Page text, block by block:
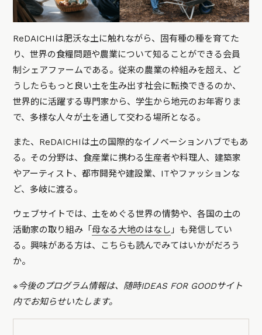
ReDAICHIは肥沃な土に触れながら、固有種の種を育てた
り、世界の食糧問題や農業について知ることができる会員
制シェアファームである。従来の農業の枠組みを超え、ど
うしたらもっと良い土を生み出す社会に転換できるのか、
世界的に活躍する専門家から、学生から地元のお年寄りま
で、多様な人々が土を通して交わる場所となる。
また、ReDAICHIは土の国際的なイノベーションハブでもあ
る。その分野は、食産業に携わる生産者や料理人、建築家
やアーティスト、都市開発や建設業、ITやファッションな
ど、多岐に渡る。
ウェブサイトでは、土をめぐる世界の情勢や、各国の土の
活動家の取り組み「母なる大地のはなし 」も発信してい
る。興味がある方は、こちらも読んでみてはいかがだろう
か。
※今後のプログラム情報は、随時IDEAS FOR GOODサイト
内でお知らせいたします。